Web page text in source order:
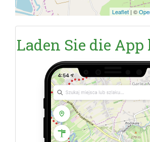
Leaflet | ©
Laden Sie die